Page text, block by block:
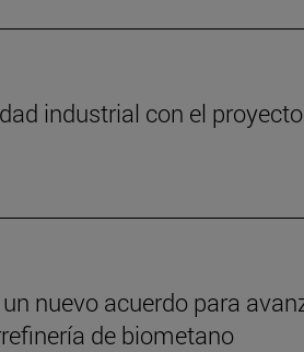
industrial con el proyecto
nuevo acuerdo para
de biometano